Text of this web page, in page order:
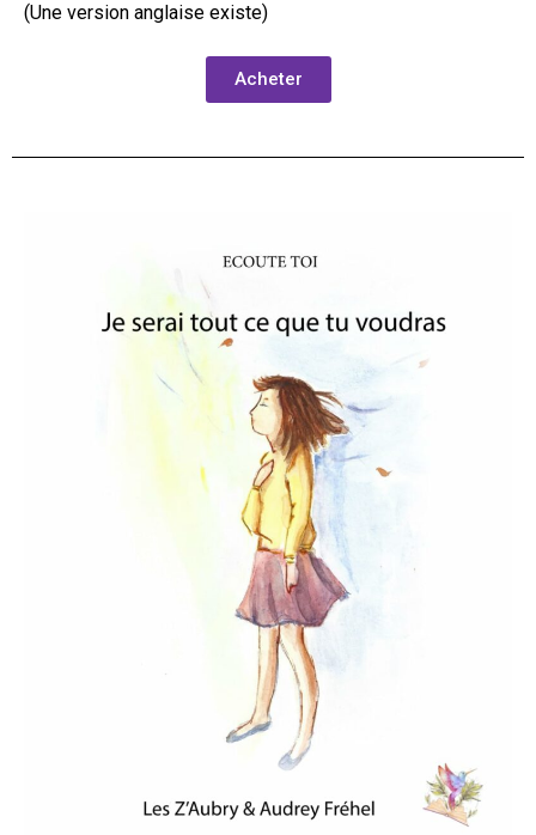
(Une version anglaise existe)
Acheter